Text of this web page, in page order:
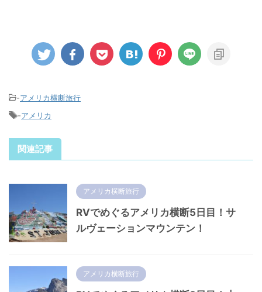
-アメリカ横断旅行
-アメリカ
関連記事
アメリカ横断旅行
RVでめぐるアメリカ横断5日目！サ
ルヴェーションマウンテン！
アメリカ横断旅行